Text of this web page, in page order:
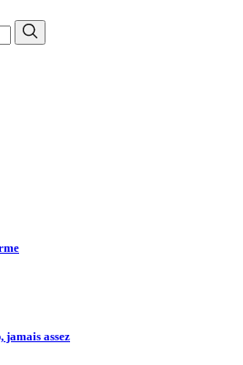
assez